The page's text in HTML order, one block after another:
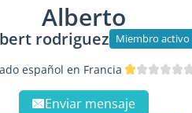
Alberto
rodriguez Miembro activo
español en Francia
Enviar mensaje